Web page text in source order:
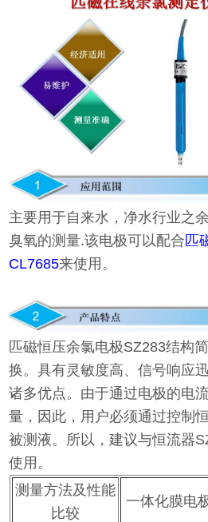
主要用于自来水，净水行业之
臭氧的测量.该电极可以配合匹
CL7685来使用。
匹磁恒压余氯电极SZ283结构
换。具有灵敏度高、信号响应
诸多优点。由于通过电极的电
量，因此，用户必须通过控制
被测液。所以，建议与恒流器
使用。
测量方法及性能
比较
一体化膜电